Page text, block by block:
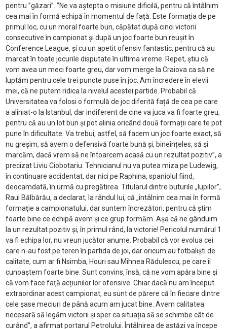
pentru ”găzari”. ”Ne va aștepta o misiune dificilă, pentru că întâlnim
cea mai în formă echipă în momentul de față. Este formația de pe
primul loc, cu un moral foarte bun, căpătat după cinci victorii
consecutive în campionat și după un joc foarte bun reușit în
Conference League, și cu un apetit ofensiv fantastic, pentru că au
marcat în toate jocurile disputate în ultima vreme. Repet, știu că
vom avea un meci foarte greu, dar vom merge la Craiova ca să ne
luptăm pentru cele trei puncte puse în joc. Am încredere în elevii
mei, că ne putem ridica la nivelul acestei partide. Probabil că
Universitatea va folosi o formulă de joc diferită față de cea pe care
a aliniat-o la Istanbul, dar indiferent de cine va juca va fi foarte greu,
pentru că au un lot bun și pot alinia oricând două formații care te pot
pune în dificultate. Va trebui, astfel, să facem un joc foarte exact, să
nu greșim, să avem o defensivă foarte bună și, bineînțeles, să și
marcăm, dacă vrem să ne întoarcem acasă cu un rezultat pozitiv”, a
precizat Liviu Ciobotariu. Tehnicianul nu va putea miza pe Ludewig,
în continuare accidentat, dar nici pe Raphina, spaniolul fiind,
deocamdată, în urmă cu pregătirea. Titularul dintre buturile „lupilor”,
Raul Bălbărău, a declarat, la rândul lui, că „întâlnim cea mai în formă
formație a campionatului, dar suntem încrezători, pentru că știm
foarte bine ce echipă avem și ce grup formăm. Așa că ne gânduim
la un rezultat pozitiv și, în primul rând, la victorie! Pericolul numărul 1
va fi echipa lor, nu vreun jucător anume. Probabil că vor evolua cei
care n-au fost pe teren în partida de joi, dar oricum au fotbaliști de
calitate, cum ar fi Nsimba, Houri sau Mihnea Rădulescu, pe care îl
cunoaștem foarte bine. Sunt convins, însă, că ne vom apăra bine și
că vom face față acțiunilor lor ofensive. Chiar dacă nu am început
extraordinar acest campionat, eu sunt de părere că în fiecare dintre
cele șase meciuri de până acum am jucat bine. Avem calitatea
necesară să legăm victorii și sper ca situația să se schimbe cât de
curând”, a afirmat portarul Petrolului. Întâlnirea de astăzi va începe